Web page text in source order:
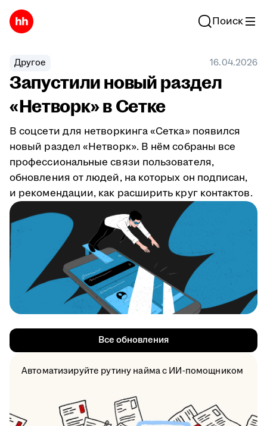
Поиск
Другое 16.04.2026
Запустили новый раздел
«Нетворк» в Сетке
В соцсети для нетворкинга «Сетка» появился
новый раздел «Нетворк». В нём собраны все
профессиональные связи пользователя,
обновления от людей, на которых он подписан,
и рекомендации, как расширить круг контактов.
Все обновления
Автоматизируйте рутину найма с ИИ-помощником